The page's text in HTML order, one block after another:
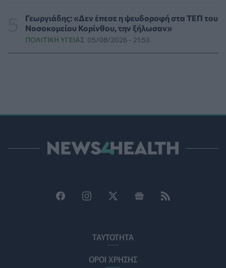
Η ΕΙΝΑΠ καταγγέλλει την αιφνιδιαστική ένταξη του
Σισμανογλείου στις πρωινές εφημερίες της Αττικής
ΠΟΛΙΤΙΚΉ ΥΓΕΊΑΣ 07/08/2026 - 14:39
ΗΠΑ: Μεγάλη τράπεζα επενδύει 250 εκατ. δολάρια
07/08/2026 - 11:57
αποτελεσματική χημειοθεραπεία μετά το χειρουργείο
Γεωργιάδης: «Δεν έπεσε η ψευδοροφή στα ΤΕΠ του
Νοσοκομείου Κορίνθου, την ξήλωσαν»
ΠΟΛΙΤΙΚΉ ΥΓΕΊΑΣ 05/08/2026 - 21:53
ΤΑΥΤΟΤΗΤΑ
ΟΡΟΙ ΧΡΗΣΗΣ